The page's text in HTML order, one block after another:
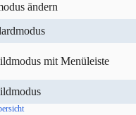
ändern
mit Menüleiste